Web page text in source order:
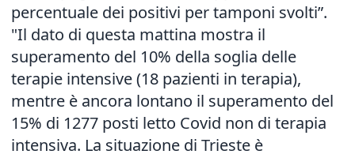
percentuale dei positivi per tamponi svolti”.
"Il dato di questa mattina mostra il
superamento del 10% della soglia delle
terapie intensive (18 pazienti in terapia),
mentre è ancora lontano il superamento del
15% di 1277 posti letto Covid non di terapia
intensiva. La situazione di Trieste è